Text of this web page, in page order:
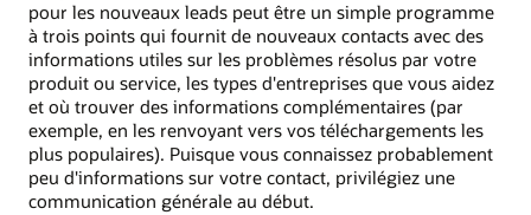
pour les nouveaux leads peut être un simple programme
à trois points qui fournit de nouveaux contacts avec des
informations utiles sur les problèmes résolus par votre
produit ou service, les types d'entreprises que vous aidez
et où trouver des informations complémentaires (par
exemple, en les renvoyant vers vos téléchargements les
plus populaires). Puisque vous connaissez probablement
peu d'informations sur votre contact, privilégiez une
communication générale au début.